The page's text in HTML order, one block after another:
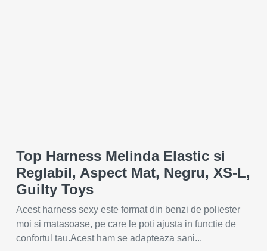
Top Harness Melinda Elastic si
Reglabil, Aspect Mat, Negru, XS-L,
Guilty Toys
Acest harness sexy este format din benzi de poliester
moi si matasoase, pe care le poti ajusta in functie de
confortul tau.Acest ham se adapteaza sani...